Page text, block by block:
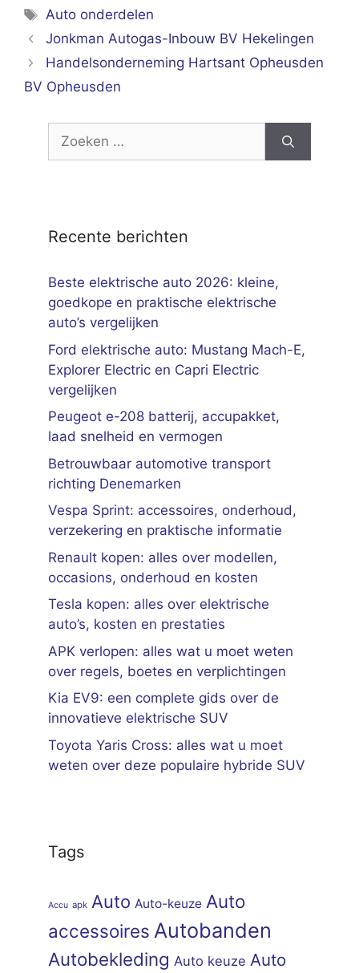
Tags
Auto onderdelen
Jonkman Autogas-Inbouw BV Hekelingen
Handelsonderneming Hartsant Opheusden
BV Opheusden
Zoek
Recente berichten
Beste elektrische auto 2026: kleine,
goedkope en praktische elektrische
auto’s vergelijken
Ford elektrische auto: Mustang Mach-E,
Explorer Electric en Capri Electric
vergelijken
Peugeot e-208 batterij, accupakket,
laad snelheid en vermogen
Betrouwbaar automotive transport
richting Denemarken
Vespa Sprint: accessoires, onderhoud,
verzekering en praktische informatie
Renault kopen: alles over modellen,
occasions, onderhoud en kosten
Tesla kopen: alles over elektrische
auto’s, kosten en prestaties
APK verlopen: alles wat u moet weten
over regels, boetes en verplichtingen
Kia EV9: een complete gids over de
innovatieve elektrische SUV
Toyota Yaris Cross: alles wat u moet
weten over deze populaire hybride SUV
Tags
Accu apk Auto Auto-keuze Auto
accessoires Autobanden
Autobekleding Auto keuze Auto